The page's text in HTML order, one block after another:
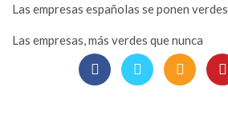
Las empresas españolas se ponen verdes
Las empresas, más verdes que nunca